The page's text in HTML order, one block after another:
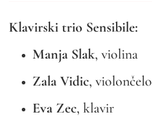
Klavirski trio Sensibile:
Manja Slak, violina
Zala Vidic, violončelo
Eva Zec, klavir